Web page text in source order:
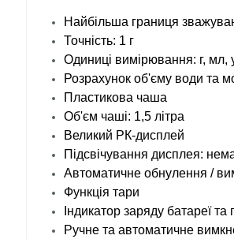
Найбільша границя
Точність: 1 г
Одиниці вимірювання: г, мл,
Розрахунок об'єму води та
Пластикова чаша
Об'єм чаші: 1,5 літра
Великий РК-дисплей
Підсвічування дисплея:
Автоматичне обнулення /
Функція тари
Індикатор заряду батареї
Ручне та автоматичне